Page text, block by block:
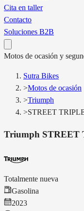
Cita en taller
Contacto
Soluciones B2B
Motos de ocasión y
Sutra Bikes
>Motos de ocasión
>Triumph
>STREET
Triumph STREET
Totalmente nueva
Gasolina
2023